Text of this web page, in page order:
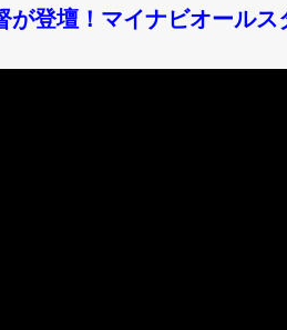
が登壇！マイナビオール